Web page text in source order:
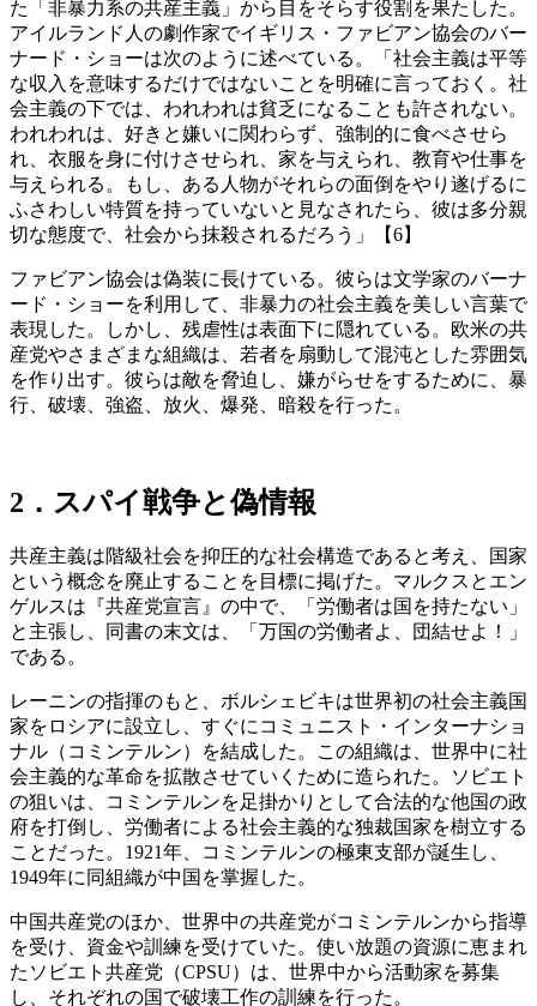
た「非暴力系の共産主義」から目をそらす役割を果たした。
アイルランド人の劇作家でイギリス・ファビアン協会のバー
ナード・ショーは次のように述べている。「社会主義は平等
な収入を意味するだけではないことを明確に言っておく。社
会主義の下では、われわれは貧乏になることも許されない。
われわれは、好きと嫌いに関わらず、強制的に食べさせら
れ、衣服を身に付けさせられ、家を与えられ、教育や仕事を
与えられる。もし、ある人物がそれらの面倒をやり遂げるに
ふさわしい特質を持っていないと見なされたら、彼は多分親
切な態度で、社会から抹殺されるだろう」【6】
ファビアン協会は偽装に長けている。彼らは文学家のバーナ
ード・ショーを利用して、非暴力の社会主義を美しい言葉で
表現した。しかし、残虐性は表面下に隠れている。欧米の共
産党やさまざまな組織は、若者を扇動して混沌とした雰囲気
を作り出す。彼らは敵を脅迫し、嫌がらせをするために、暴
行、破壊、強盗、放火、爆発、暗殺を行った。
2．スパイ戦争と偽情報
共産主義は階級社会を抑圧的な社会構造であると考え、国家
という概念を廃止することを目標に掲げた。マルクスとエン
ゲルスは『共産党宣言』の中で、「労働者は国を持たない」
と主張し、同書の末文は、「万国の労働者よ、団結せよ！」
である。
レーニンの指揮のもと、ボルシェビキは世界初の社会主義国
家をロシアに設立し、すぐにコミュニスト・インターナショ
ナル（コミンテルン）を結成した。この組織は、世界中に社
会主義的な革命を拡散させていくために造られた。ソビエト
の狙いは、コミンテルンを足掛かりとして合法的な他国の政
府を打倒し、労働者による社会主義的な独裁国家を樹立する
ことだった。1921年、コミンテルンの極東支部が誕生し、
1949年に同組織が中国を掌握した。
中国共産党のほか、世界中の共産党がコミンテルンから指導
を受け、資金や訓練を受けていた。使い放題の資源に恵まれ
たソビエト共産党（CPSU）は、世界中から活動家を募集
し、それぞれの国で破壊工作の訓練を行った。